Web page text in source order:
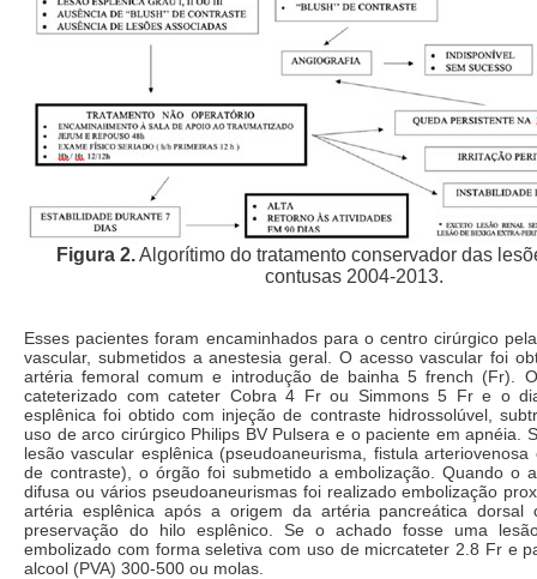
Figura 2.Algorítimo do tratamento conservador das
contusas 2004-2013.
Esses pacientes foram encaminhados para o centro cirúrgico
vascular, submetidos a anestesia geral. O acesso vascular foi
artéria femoral comum e introdução de bainha 5 french (Fr).
cateterizado com cateter Cobra 4 Fr ou Simmons 5 Fr e o
esplênica foi obtido com injeção de contraste hidrossolúvel,
uso de arco cirúrgico Philips BV Pulsera e o paciente em apnéia.
lesão vascular esplênica (pseudoaneurisma, fistula arteriovenosa
de contraste), o órgão foi submetido a embolização. Quando o
difusa ou vários pseudoaneurismas foi realizado embolização
artéria esplênica após a origem da artéria pancreática dorsal
preservação do hilo esplênico. Se o achado fosse uma
embolizado com forma seletiva com uso de micrcateter 2.8 Fr e
alcool (PVA) 300-500 ou molas.